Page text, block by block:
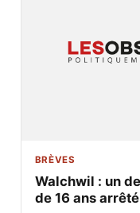
BRÈVES
Walchwil : un
de 16 ans